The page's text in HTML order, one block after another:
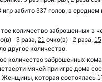
игр забито 337 голов, в среднем
количество заброшенных в
- 3 раза, 21 очко(в) - 2 раза, 15
другое количество.
количество заброшенных
мячей при игре дома
Женщины, которая состоялась